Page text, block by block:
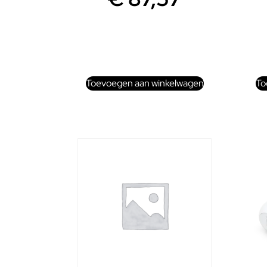
Toevoegen aan winkelwagen